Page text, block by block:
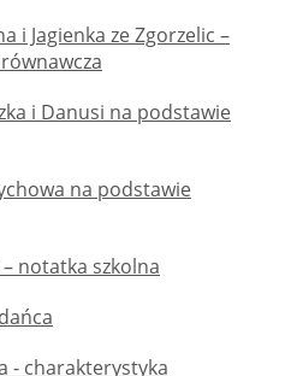
i Jagienka ze Zgorzelic –
i Danusi na podstawie
na podstawie
notatka szkolna
- charakterystyka